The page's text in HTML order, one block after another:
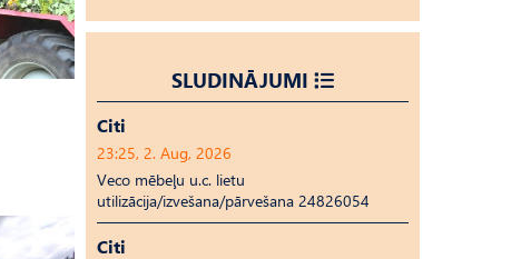
SLUDINĀJUMI
Citi
23:25, 2. Aug, 2026
Veco mēbeļu u.c. lietu
utilizācija/izvešana/pārvešana 24826054
Citi